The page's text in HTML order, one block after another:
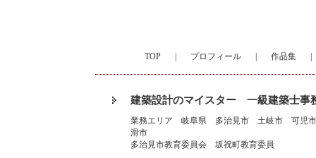
TOP プロフィール 作品集
建築設計のマイスター 一級建築士
業務エリア 岐阜県 多治見市 土岐市 可
滑市
多治見市教育委員会 坂祝町教育委員